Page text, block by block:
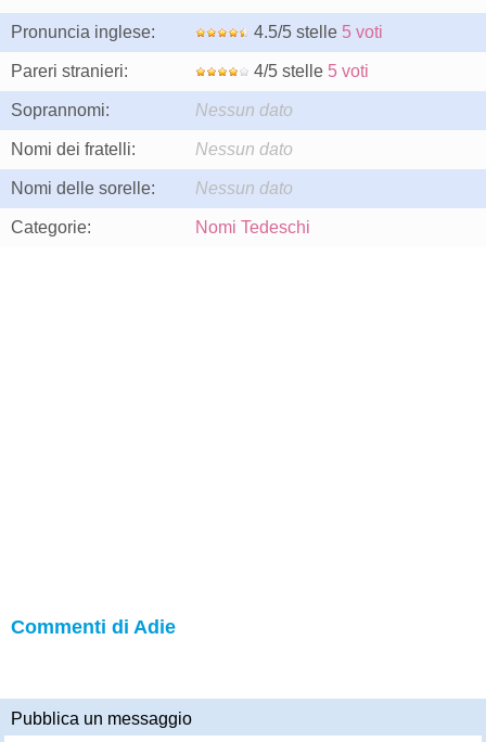
Pronuncia inglese: 4.5/5 stelle 5 voti
Pareri stranieri: 4/5 stelle 5 voti
Soprannomi: Nessun dato
Nomi dei fratelli: Nessun dato
Nomi delle sorelle: Nessun dato
Categorie: Nomi Tedeschi
Commenti di Adie
Pubblica un messaggio